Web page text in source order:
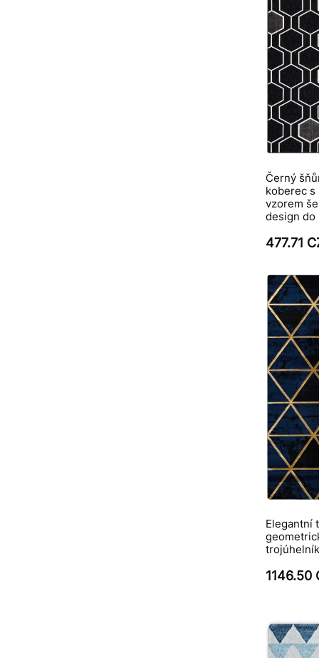
Černý
koberec
vzorem
design do
477.71
Elegantní
1146.50